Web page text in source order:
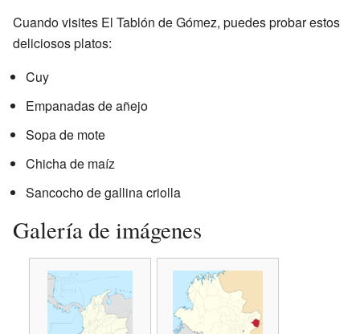
Cuando visites El Tablón de Gómez, puedes probar estos
deliciosos platos:
Cuy
Empanadas de añejo
Sopa de mote
Chicha de maíz
Sancocho de gallina criolla
Galería de imágenes